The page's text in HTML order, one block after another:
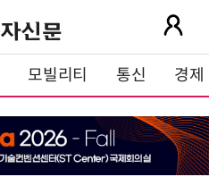
모빌리티 통신 경제